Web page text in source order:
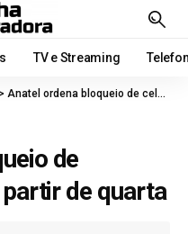
TV e Streaming
> Anatel ordena bloqueio de celulares piratas a partir de quarta
de
de quarta